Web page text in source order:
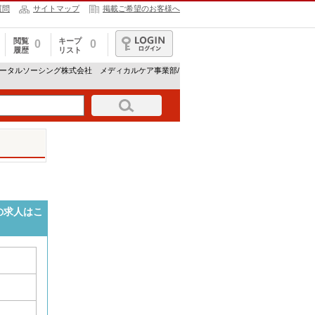
問 サイトマップ 掲載ご希望のお客様へ
閲覧
履歴
0
キープ
リスト
0
ログイン
タルソーシング株式会社 メディカルケア事業部/
人はこ